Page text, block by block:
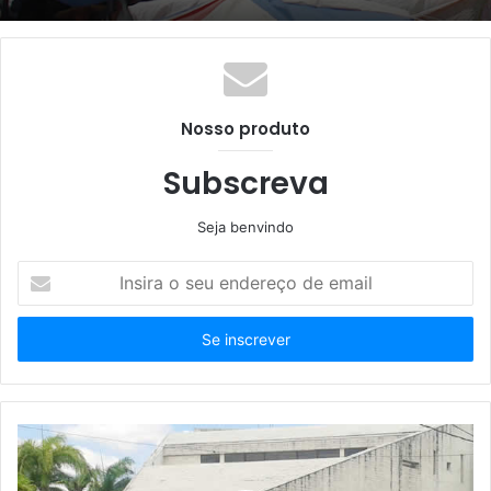
Nosso produto
Subscreva
Seja benvindo
seu
de
email